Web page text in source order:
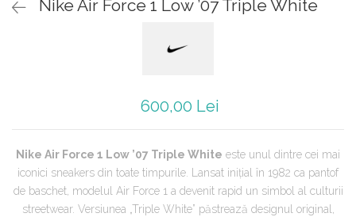
Gel-1130
TURBODRK
Loewe
New Balance
Nike Air Force 1 Low ’07 Triple White
600,00 Lei
Nike Air Force 1 Low ’07 Triple White este unul dintre cei mai
iconici sneakers din toate timpurile. Lansat inițial în 1982 ca pantof
de baschet, modelul Air Force 1 a devenit rapid un simbol al culturii
streetwear. Versiunea „Triple White” păstrează designul original,